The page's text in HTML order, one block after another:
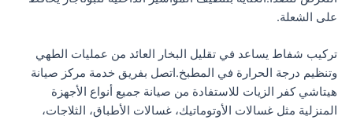
على الشعلة.
تركيب شفاط يساعد في تقليل البخار العائد من عمليات الطهي
وتنظيم درجة الحرارة في المطبخ.اتصل بفريق خدمة مركز صيانة
هيتاشي كفر الزيات للاستفادة من صيانة جميع أنواع الأجهزة
المنزلية مثل غسالات الأوتوماتيك، غسالات الأطباق، الثلاجات،